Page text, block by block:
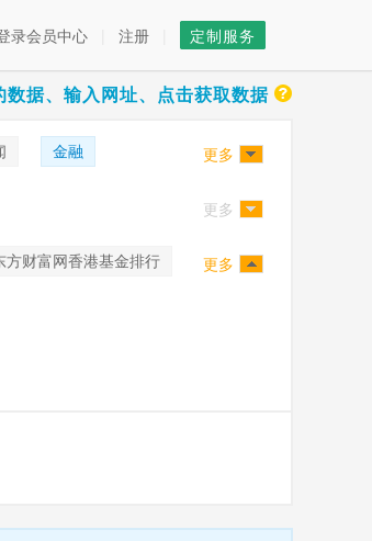
录会员中心 注册 定制服务
据、输入网址、点击获取数据
金融
更多
更多
方财富网香港基金排行
更多